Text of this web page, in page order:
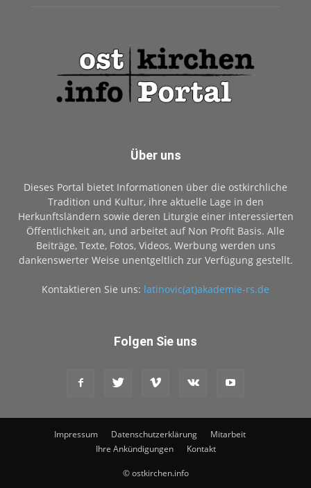
Über uns
Dieses Portal bietet Informationen über die ostkirchliche
Tradition und Kultur, ihre aktuelle Lage in den
Herkunftsländern sowie deren Liturgie einer interessierten
Öffentlichkeit an, und arbeitet auf Non Profit Basis. Alle
Beiträge, Texte, Fotos, Videos, Werbung werden uns
dankenswerter Weise unentgeltlich zur Verfügung gestellt.
Kontaktieren Sie uns: latinovic(at)akademie-rs.de
Folgen Sie uns
Impressum Datenschutzerklärung
Mitarbeit
Ihre Ankündigungen
Kontakt
© ostkirchen.info